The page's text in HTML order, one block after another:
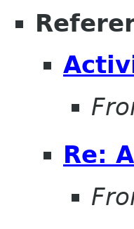
Re: